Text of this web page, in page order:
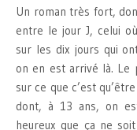
Un roman très fort,
entre le jour J, celui
sur les dix jours qui
on en est arrivé là. Le
sur ce que c’est
dont, à 13 ans, on
heureux que ça ne